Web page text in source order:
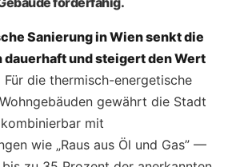
Sanierung in Wien senkt die
und steigert den Wert
Für die thermisch-energetische
gewährt die Stadt
mit
wie „Raus aus Öl und Gas” —